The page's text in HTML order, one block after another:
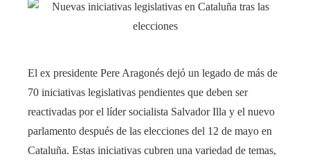
El ex presidente Pere Aragonés dejó un legado de más de
70 iniciativas legislativas pendientes que deben ser
reactivadas por el líder socialista Salvador Illa y el nuevo
parlamento después de las elecciones del 12 de mayo en
Cataluña. Estas iniciativas cubren una variedad de temas,